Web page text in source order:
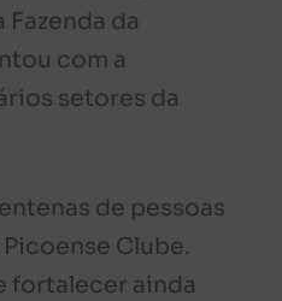
da
com a
setores da
de pessoas
Clube.
fortalecer ainda